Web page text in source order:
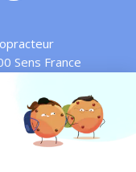
Sens France